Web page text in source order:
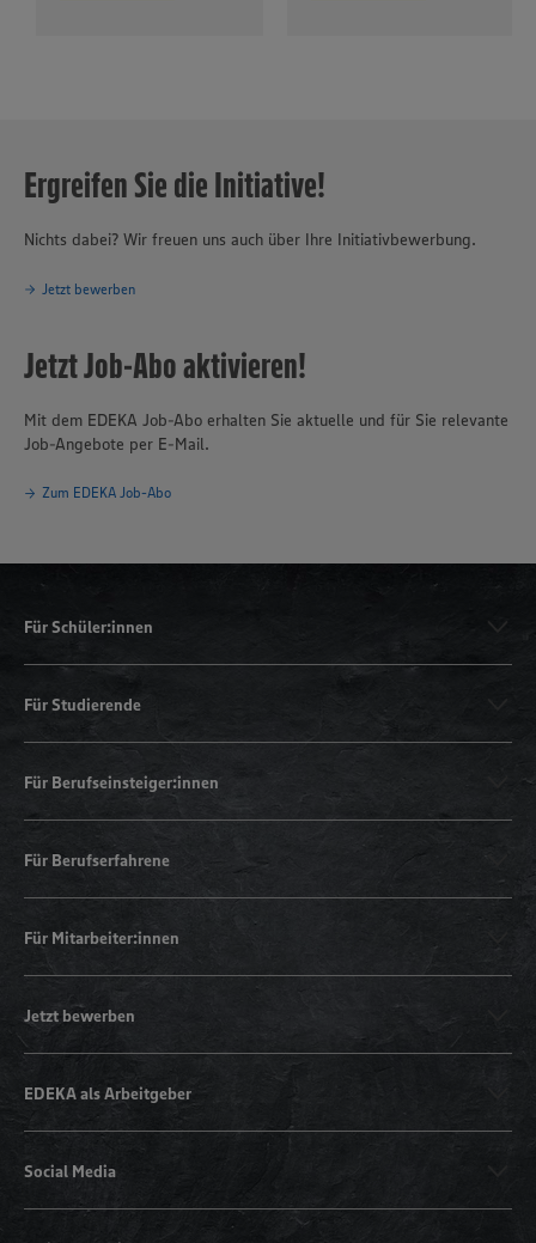
Ergreifen Sie die Initiative!
Nichts dabei? Wir freuen uns auch über Ihre Initiativbewerbung.
Jetzt bewerben
Jetzt Job-Abo aktivieren!
Mit dem EDEKA Job-Abo erhalten Sie aktuelle und für Sie relevante
Job-Angebote per E-Mail.
Zum EDEKA Job-Abo
Für Schüler:innen
Für Studierende
Für Berufseinsteiger:innen
Für Berufserfahrene
Für Mitarbeiter:innen
Jetzt bewerben
EDEKA als Arbeitgeber
Social Media